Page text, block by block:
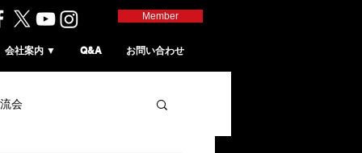
Member
会社案内 ▼ Q&A お問い合わせ
会